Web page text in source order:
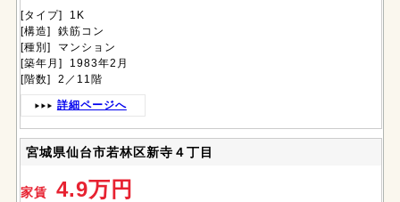
[タイプ] 1K
[構造] 鉄筋コン
[種別] マンション
[築年月] 1983年2月
[階数] 2／11階
詳細ページへ
宮城県仙台市若林区新寺４丁目
家賃 4.9万円